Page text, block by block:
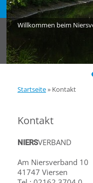
Willkommen beim
Startseite» Kontakt
Kontakt
NIERSVERBAND
Am Niersverband 10
41747 Viersen